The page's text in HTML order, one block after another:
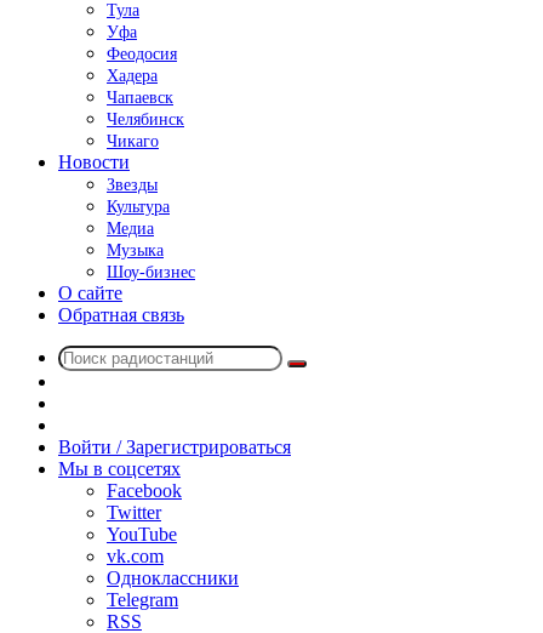
Тула
Уфа
Феодосия
Хадера
Чапаевск
Челябинск
Чикаго
Новости
Звезды
Культура
Медиа
Музыка
Шоу-бизнес
О сайте
Обратная связь
Поиск
радио
Войти / Зарегистрироваться
Мы в соцсетях
Facebook
Twitter
YouTube
vk.com
Одноклассники
Telegram
RSS